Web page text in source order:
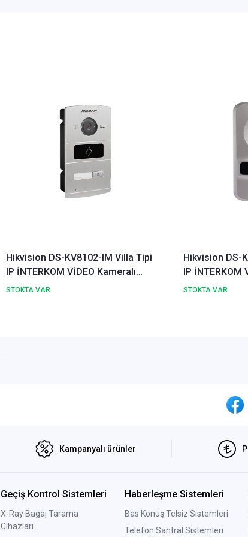
Hikvision DS-KV8102-IM Villa Tipi
IP İNTERKOM VİDEO Kameralı
Görüntülü Diafon Kapı Zil Paneli
STOKTA VAR
Hikvision DS-
IP İNTERKOM
Görüntülü
STOKTA VAR
Kampanyalı ürünler
Geçiş Kontrol Sistemleri
X-Ray Bagaj Tarama
Cihazları
Haberleşme Sistemleri
Bas Konuş Telsiz Sistemleri
Telefon Santral Sistemleri